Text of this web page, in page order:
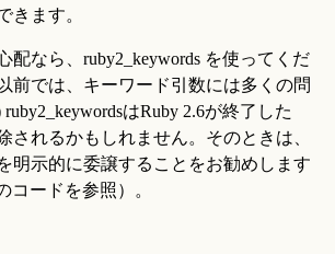
きます。
配なら、ruby2_keywords を使ってくだ
前では、キーワード引数には多くの問
はRuby 2.6が終了した
されるかもしれません。そのときは、
明示的に委譲することをお勧めします
コードを参照）。